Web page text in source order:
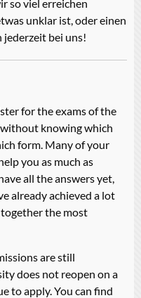
so viel erreichen
unklar ist, oder einen
jederzeit bei uns!
for the exams of the
knowing which
form. Many of your
you as much as
all the answers yet,
already achieved a lot
the most
are still
does not reopen on a
to apply. You can find